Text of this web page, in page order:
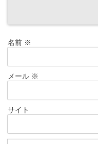
名前 ※
メール ※
サイト